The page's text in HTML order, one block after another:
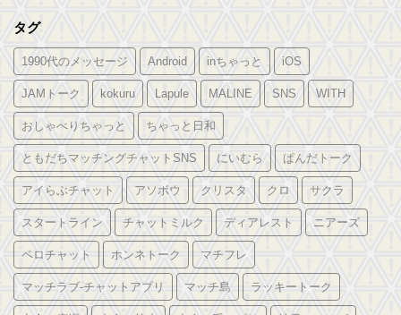
タグ
1990代のメッセージ Android inちゃっと iOS
JAMトーク kokuru Lapule MALINE SNS WITH
おしゃべりちゃっと ちゃっと日和
ともだちマッチングチャットSNS にいむら ぱんだトーク
アイらぶチャット アソボウ クリスタ クロ サクラ
スタートライン チャットミルク ディアレスト ニアーズ
ペロチャット ホンネトーク マチフレ
マッチラブ-チャットアプリ マッチ島 ラッキートーク